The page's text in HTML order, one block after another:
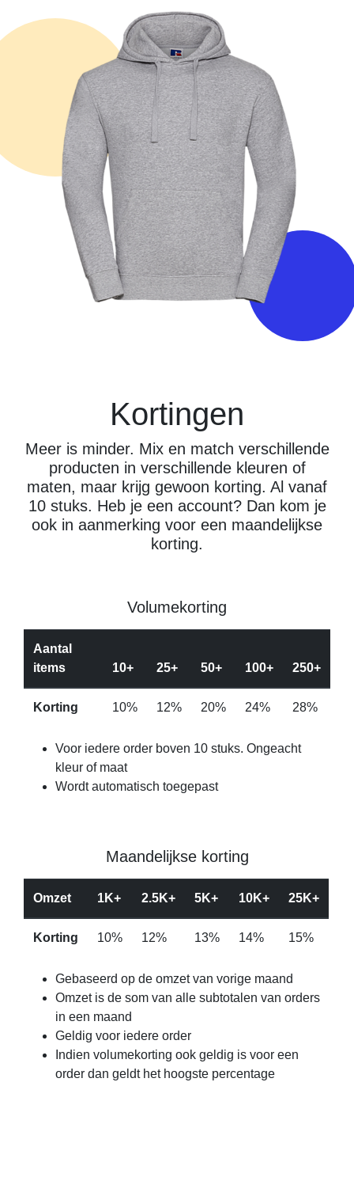
Kortingen
Meer is minder. Mix en match verschillende
producten in verschillende kleuren of
maten, maar krijg gewoon korting. Al vanaf
10 stuks. Heb je een account? Dan kom je
ook in aanmerking voor een maandelijkse
korting.
Volumekorting
Aantal
items
10+ 25+ 50+ 100+ 250+
Korting 10% 12% 20% 24% 28%
Voor iedere order boven 10 stuks. Ongeacht
kleur of maat
Wordt automatisch toegepast
Maandelijkse korting
Omzet 1K+ 2.5K+ 5K+ 10K+ 25K+
Korting 10% 12% 13% 14% 15%
Gebaseerd op de omzet van vorige maand
Omzet is de som van alle subtotalen van orders
in een maand
Geldig voor iedere order
Indien volumekorting ook geldig is voor een
order dan geldt het hoogste percentage